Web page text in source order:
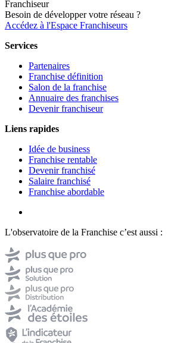
Franchiseur
Besoin de développer votre réseau ?
Accédez à l'Espace Franchiseurs
Services
Partenaires
Franchise définition
Salon de la franchise
Annuaire des franchises
Devenir franchiseur
Liens rapides
Idée de business
Franchise rentable
Devenir franchisé
Salaire franchisé
Franchise abordable
L'observatoire de la Franchise c’est aussi :